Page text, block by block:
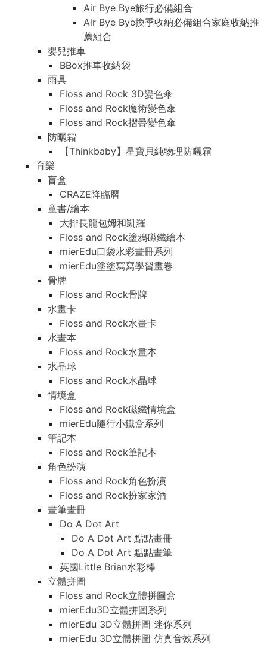
Air Bye Bye旅行必備組合
Air Bye Bye換季收納必備組合家庭收納推
薦組合
嬰兒推車
BBox推車收納袋
雨具
Floss and Rock 3D變色傘
Floss and Rock魔術變色傘
Floss and Rock摺疊變色傘
防曬霜
【Thinkbaby】星寶貝純物理防曬霜
育樂
盲盒
CRAZE降臨曆
童書/繪本
大排長龍包姆和凱羅
Floss and Rock塗鴉磁鐵繪本
mierEdu口袋水彩畫冊系列
mierEdu塗塗寫寫學習畫卷
骨牌
Floss and Rock骨牌
水畫卡
Floss and Rock水畫卡
水畫本
Floss and Rock水畫本
水晶球
Floss and Rock水晶球
情境盒
Floss and Rock磁鐵情境盒
mierEdu隨行小鐵盒系列
筆記本
Floss and Rock筆記本
角色扮演
Floss and Rock角色扮演
Floss and Rock扮家家酒
畫筆畫冊
Do A Dot Art
Do A Dot Art 點點畫冊
Do A Dot Art 點點畫筆
英國Little Brian水彩棒
立體拼圖
Floss and Rock立體拼圖盒
mierEdu3D立體拼圖系列
mierEdu 3D立體拼圖 迷你系列
mierEdu 3D立體拼圖 仿真音效系列